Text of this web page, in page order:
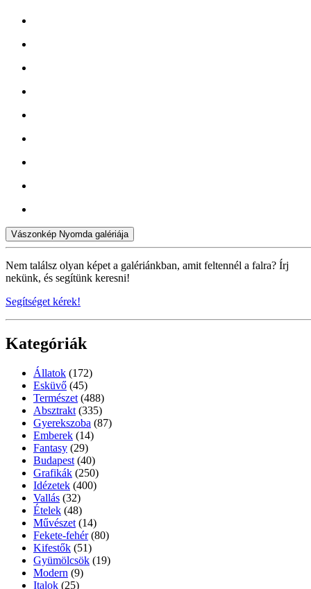
Vászonkép Nyomda galériája
Nem találsz olyan képet a galériánkban, amit feltennél a falra? Írj
nekünk, és segítünk keresni!
Segítséget kérek!
Kategóriák
Állatok (172)
Esküvő (45)
Természet (488)
Absztrakt (335)
Gyerekszoba (87)
Emberek (14)
Fantasy (29)
Budapest (40)
Grafikák (250)
Idézetek (400)
Vallás (32)
Ételek (48)
Művészet (14)
Fekete-fehér (80)
Kifestők (51)
Gyümölcsök (19)
Modern (9)
Italok (25)